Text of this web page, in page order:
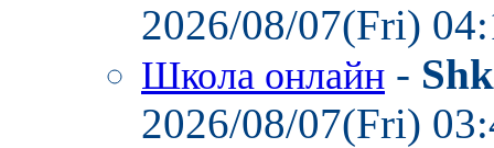
2026/08/07(Fri)
Школа онлайн -
2026/08/07(Fri)